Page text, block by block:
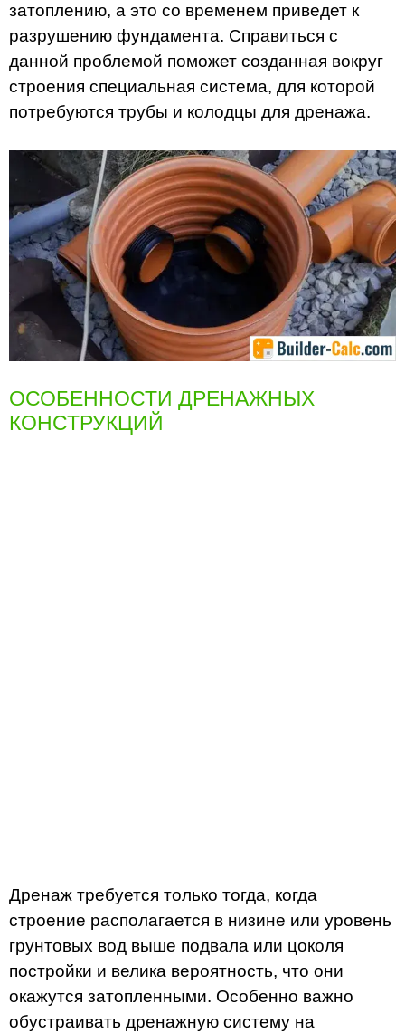
затоплению, а это со временем приведет к
разрушению фундамента. Справиться с
данной проблемой поможет созданная вокруг
строения специальная система, для которой
потребуются трубы и колодцы для дренажа.
ОСОБЕННОСТИ ДРЕНАЖНЫХ
КОНСТРУКЦИЙ
Дренаж требуется только тогда, когда
строение располагается в низине или уровень
грунтовых вод выше подвала или цоколя
постройки и велика вероятность, что они
окажутся затопленными. Особенно важно
обустраивать дренажную систему на